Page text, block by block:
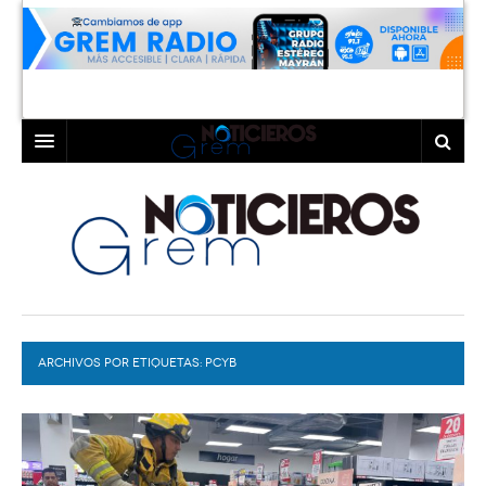
LAGUNA
TORREÓN
GÓMEZ PALACIO
LERDO
COAHUILA
DURANGO
DEPORTES
EXA
COLABORADORES
ARCHIVOS POR ETIQUETAS: PCYB